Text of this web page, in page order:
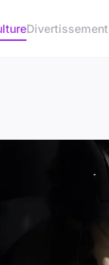
Divertissement